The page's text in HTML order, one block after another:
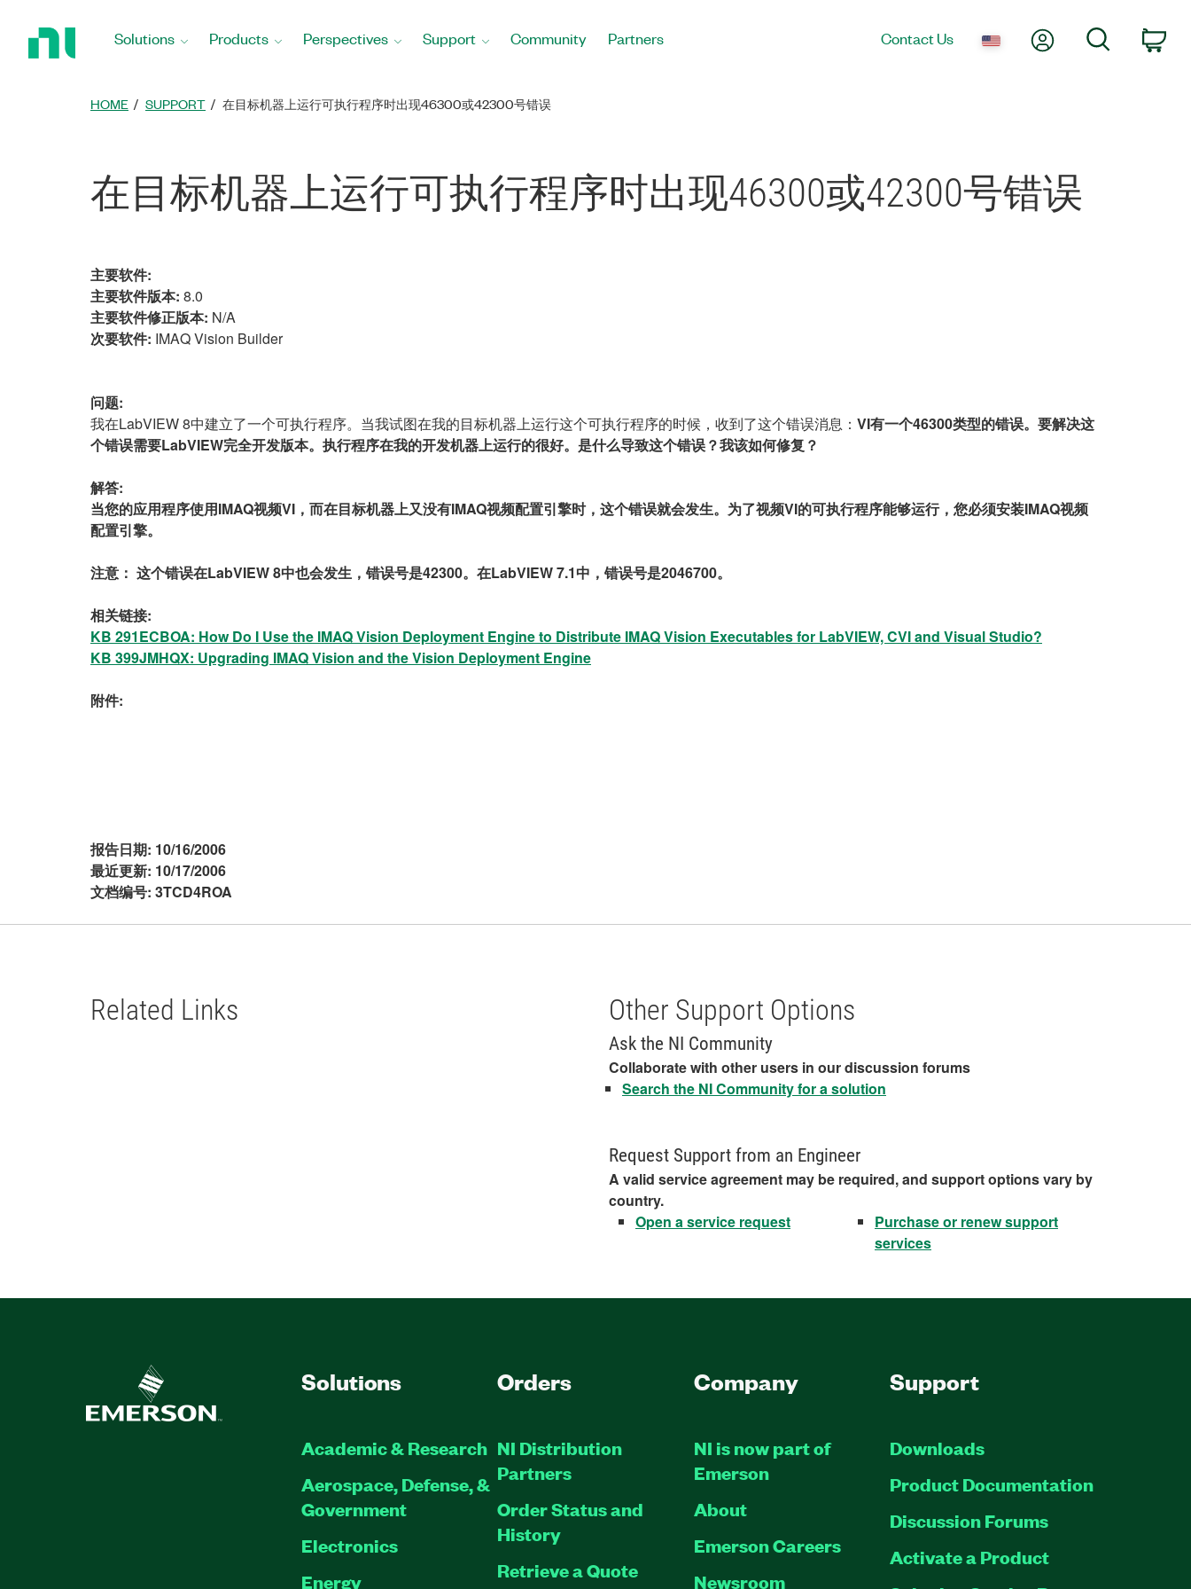
Solutions Products Perspectives Support Community Partners Contact Us My AccountSearch
HOME SUPPORT 在目标机器上运行可执行程序时出现46300或42300号错误
在目标机器上运行可执行程序时出现46300或42300号错误
主要软件:
主要软件版本: 8.0
主要软件修正版本: N/A
次要软件: IMAQ Vision Builder
问题:
我在LabVIEW 8中建立了一个可执行程序。当我试图在我的目标机器上运行这个可执行程序的时候，收到了这个错误消息： VI有一个46300类型的错误。要解决这
个错误需要LabVIEW完全开发版本。执行程序在我的开发机器上运行的很好。是什么导致这个错误？我该如何修复？
解答:
当您的应用程序使用IMAQ视频VI，而在目标机器上又没有IMAQ视频配置引擎时，这个错误就会发生。为了视频VI的可执行程序能够运行，您必须安装IMAQ视频
配置引擎。
注意： 这个错误在LabVIEW 8中也会发生，错误号是42300。在LabVIEW 7.1中，错误号是2046700。
相关链接:
KB 291ECBOA: How Do I Use the IMAQ Vision Deployment Engine to Distribute IMAQ Vision Executables for LabVIEW, CVI and Visual Studio?
KB 399JMHQX: Upgrading IMAQ Vision and the Vision Deployment Engine
附件:
报告日期: 10/16/2006
最近更新: 10/17/2006
文档编号: 3TCD4ROA
Related Links Other Support Options
Ask the NI Community
Collaborate with other users in our discussion forums
Search the NI Community for a solution
Request Support from an Engineer
A valid service agreement may be required, and support options vary by
country.
Open a service request
Purchase or renew support
services
Solutions
Academic & Research
Aerospace, Defense, &
Government
Electronics
Energy
Orders
NI Distribution
Partners
Order Status and
History
Retrieve a Quote
Company
NI is now part of
Emerson
About
Emerson Careers
Newsroom
Support
Downloads
Product Documentation
Discussion Forums
Activate a Product